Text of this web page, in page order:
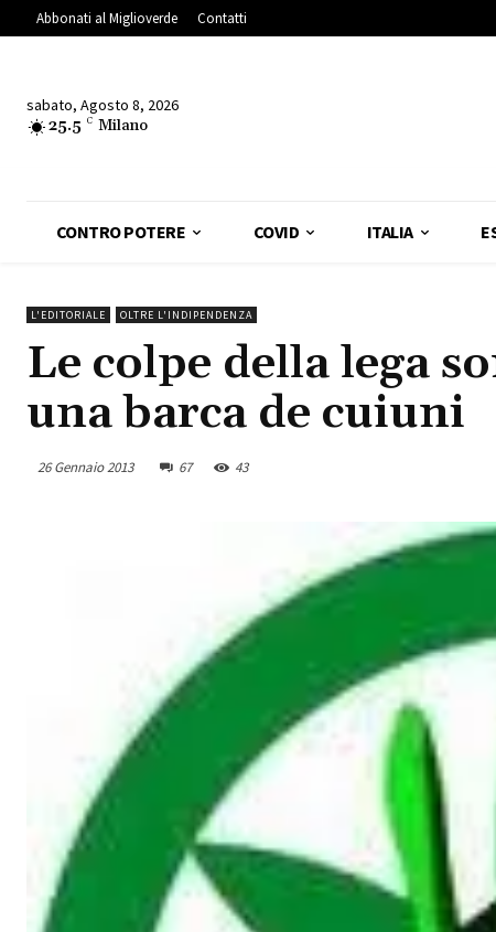
Abbonati al Miglioverde Contatti
sabato, Agosto 8, 2026
25.5 C Milano
CONTRO POTERE COVID ITALIA
L'EDITORIALE OLTRE L'INDIPENDENZA
Le colpe della lega
una barca de cuiuni
26 Gennaio 2013 67 43